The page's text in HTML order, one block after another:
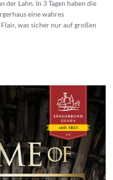
der Lahn. In 3 Tagen haben die
eine wahres
was sicher nur auf großen